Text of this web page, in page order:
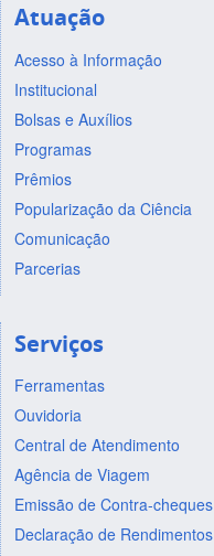
Atuação
Acesso à Informação
Institucional
Bolsas e Auxílios
Programas
Prêmios
Popularização da Ciência
Comunicação
Parcerias
Serviços
Ferramentas
Ouvidoria
Central de Atendimento
Agência de Viagem
Emissão de Contra-cheques
Declaração de Rendimentos